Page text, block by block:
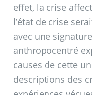
effet, la crise
l’état de crise
avec une
anthropocentré
causes de cette
descriptions des